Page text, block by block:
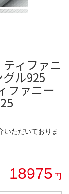
ィファニ
ル925
ファニー
いただいておりま
18975 円